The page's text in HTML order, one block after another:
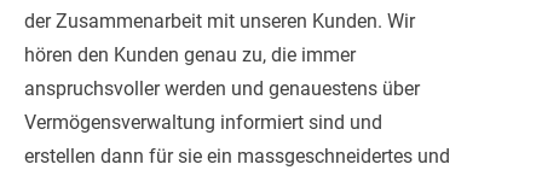
der Zusammenarbeit mit unseren Kunden. Wir
hören den Kunden genau zu, die immer
anspruchsvoller werden und genauestens über
Vermögensverwaltung informiert sind und
erstellen dann für sie ein massgeschneidertes und